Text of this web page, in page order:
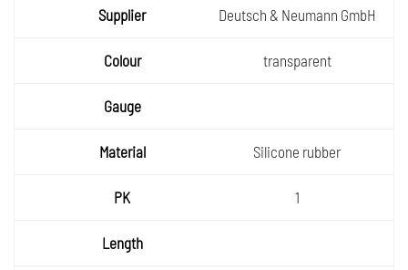
Deutsch & Neumann GmbH
transparent
Silicone rubber
1